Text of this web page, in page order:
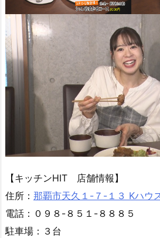
【キッチンHIT 店舗情報】
住所： 那覇市天久１-７-１３ Kハウ
電話：０９８-８５１-８８８５
駐車場：３台